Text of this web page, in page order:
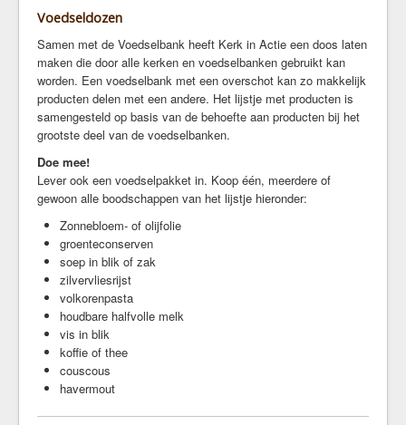
Voedseldozen
Samen met de Voedselbank heeft Kerk in Actie een doos laten
maken die door alle kerken en voedselbanken gebruikt kan
worden. Een voedselbank met een overschot kan zo makkelijk
producten delen met een andere. Het lijstje met producten is
samengesteld op basis van de behoefte aan producten bij het
grootste deel van de voedselbanken.
Doe mee!
Lever ook een voedselpakket in. Koop één, meerdere of
gewoon alle boodschappen van het lijstje hieronder:
Zonnebloem- of olijfolie
groenteconserven
soep in blik of zak
zilvervliesrijst
volkorenpasta
houdbare halfvolle melk
vis in blik
koffie of thee
couscous
havermout